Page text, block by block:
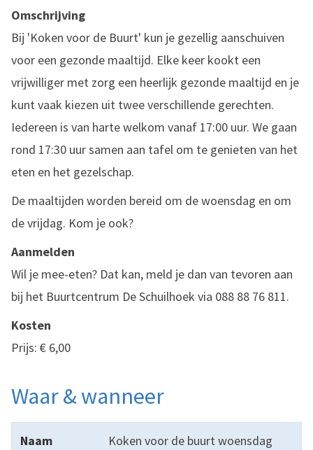
Omschrijving
Bij 'Koken voor de Buurt' kun je gezellig aanschuiven
voor een gezonde maaltijd. Elke keer kookt een
vrijwilliger met zorg een heerlijk gezonde maaltijd en je
kunt vaak kiezen uit twee verschillende gerechten.
Iedereen is van harte welkom vanaf 17:00 uur. We gaan
rond 17:30 uur samen aan tafel om te genieten van het
eten en het gezelschap.
De maaltijden worden bereid om de woensdag en om
de vrijdag. Kom je ook?
Aanmelden
Wil je mee-eten? Dat kan, meld je dan van tevoren aan
bij het Buurtcentrum De Schuilhoek via 088 88 76 811.
Kosten
Prijs: € 6,00
Waar & wanneer
Naam Startdatum Einddatum Tijd Aantal
Koken voor de buurt woensdag